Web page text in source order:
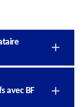
avec BF